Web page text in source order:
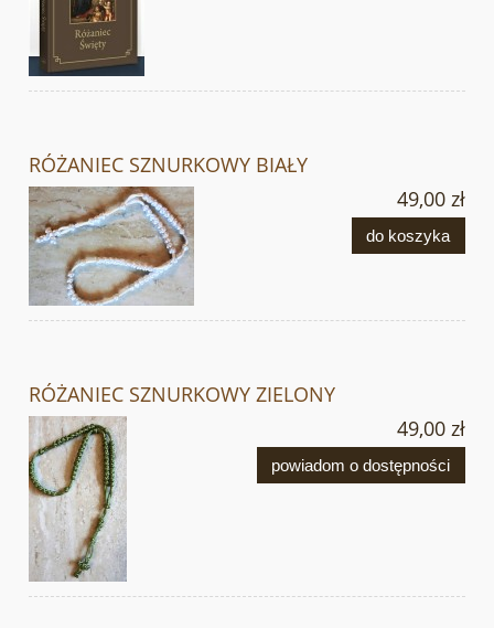
RÓŻANIEC SZNURKOWY BIAŁY
49,00 zł
do koszyka
RÓŻANIEC SZNURKOWY ZIELONY
49,00 zł
powiadom o dostępności